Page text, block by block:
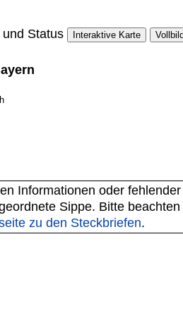
Status Interaktive Karte
Informationen oder
Sippe. Bitte
zu den Steckbriefen.